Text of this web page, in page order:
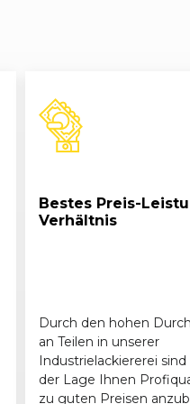
Bestes Preis-
Verhältnis
Durch den hohen
an Teilen in unserer
Industrielackiererei sind
der Lage Ihnen
zu guten Preisen